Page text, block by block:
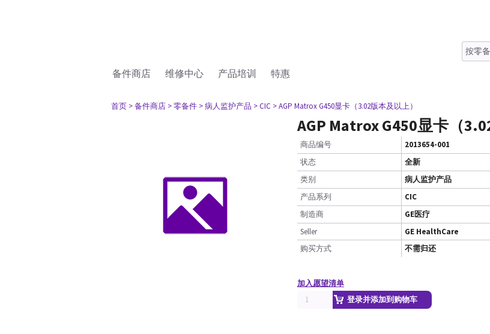
备件商店 维修中心 产品培训 特惠
首页 > 备件商店 > 零备件 > 病人监护产品 > CIC > AGP Matrox G450显卡（3.02版本及以上）
AGP Matrox G450显卡（
商品编号
2013654-001
状态
全新
类别
病人监护产品
产品系列
CIC
制造商
GE医疗
Seller
GE HealthCare
购买方式
不需归还
加入愿望清单
登录并添加到购物车